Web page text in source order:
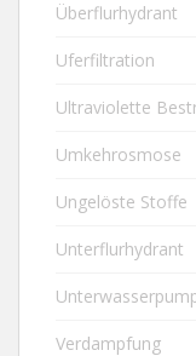
Überflurhydrant
Uferfiltration
Ultraviolette
Umkehrosmose
Ungelöste Stoffe
Unterflurhydrant
Verdampfung